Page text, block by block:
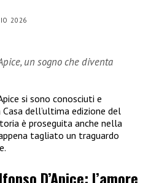
2026
un sogno che diventa
si sono conosciuti e
dell’ultima edizione del
è proseguita anche nella
tagliato un traguardo
D’Apice: l’amore